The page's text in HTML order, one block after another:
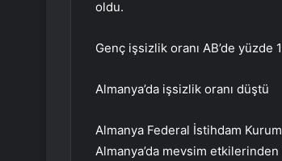
oldu.
Genç işsizlik oranı AB’de
Almanya’da işsizlik oranı düştü
Almanya Federal İstihdam
Almanya’da mevsim etkilerinden